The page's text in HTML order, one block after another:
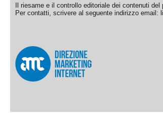
Il riesame e il controllo editoriale dei contenuti
Per contatti, scrivere al seguente indirizzo email: